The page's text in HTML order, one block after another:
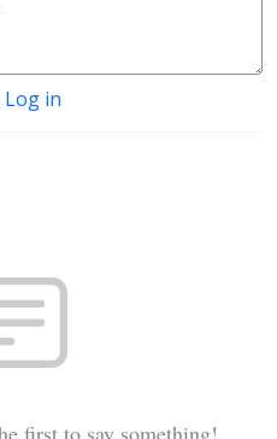
Log in